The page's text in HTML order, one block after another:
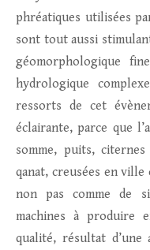
phréatiques utilisées
sont tout aussi
géomorphologique
hydrologique
ressorts de cet
éclairante, parce que
somme, puits,
qanat, creusées en
non pas comme de
machines à produire
qualité, résultat d’une